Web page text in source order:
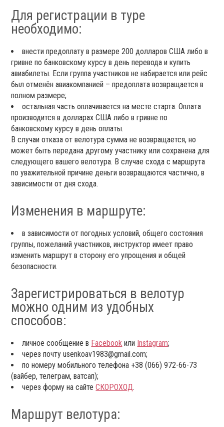
Для регистрации в туре
необходимо:
внести предоплату в размере 200 долларов США либо в
гривне по банковскому курсу в день перевода и купить
авиабилеты. Если группа участников не набирается или рейс
был отменён авиакомпанией – предоплата возвращается в
полном размере;
остальная часть оплачивается на месте старта. Оплата
производится в долларах США либо в гривне по
банковскому курсу в день оплаты.
В случаи отказа от велотура сумма не возвращается, но
может быть передана другому участнику или сохранена для
следующего вашего велотура. В случае схода с маршрута
по уважительной причине деньги возвращаются частично, в
зависимости от дня схода.
Изменения в маршруте:
в зависимости от погодных условий, общего состояния
группы, пожеланий участников, инструктор имеет право
изменить маршрут в сторону его упрощения и общей
безопасности.
Зарегистрироваться в велотур
можно одним из удобных
способов:
личное сообщение в Facebook или Instagram;
через почту usenkoav1983@gmail.com;
по номеру мобильного телефона +38 (066) 972-66-73
(вайбер, телеграм, ватсап);
через форму на сайтеСКОРОХОД.
Маршрут велотура: